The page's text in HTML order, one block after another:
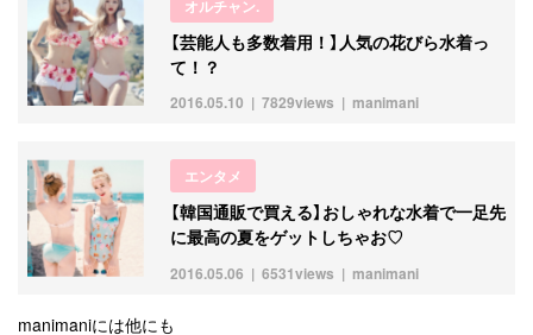
オルチャン.
2016.05.10 manimani
7829views
【芸能人も多数着用！】人気の花びら水着っ
て！？
エンタメ
2016.05.06 manimani
6531views
【韓国通販で買える】おしゃれな水着で一足先
に最高の夏をゲットしちゃお♡
manimaniには他にも